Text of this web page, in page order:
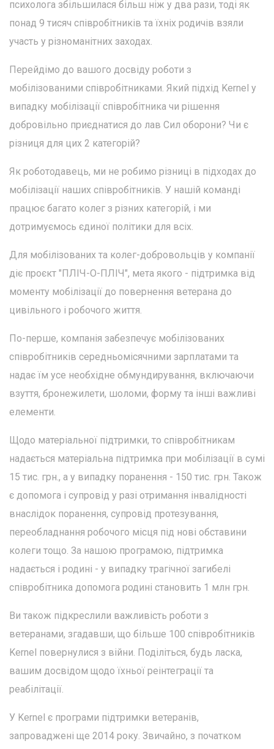
психолога збільшилася більш ніж у два рази, тоді як
понад 9 тисяч співробітників та їхніх родичів взяли
участь у різноманітних заходах.
Перейдімо до вашого досвіду роботи з
мобілізованими співробітниками. Який підхід Kernel у
випадку мобілізації співробітника чи рішення
добровільно приєднатися до лав Сил оборони? Чи є
різниця для цих 2 категорій?
Як роботодавець, ми не робимо різниці в підходах до
мобілізації наших співробітників. У нашій команді
працює багато колег з різних категорій, і ми
дотримуємось єдиної політики для всіх.
Для мобілізованих та колег-добровольців у компанії
діє проєкт "ПЛІЧ-О-ПЛІЧ", мета якого - підтримка від
моменту мобілізації до повернення ветерана до
цивільного і робочого життя.
По-перше, компанія забезпечує мобілізованих
співробітників середньомісячними зарплатами та
надає їм усе необхідне обмундирування, включаючи
взуття, бронежилети, шоломи, форму та інші важливі
елементи.
Щодо матеріальної підтримки, то співробітникам
надається матеріальна підтримка при мобілізації в сумі
15 тис. грн., а у випадку поранення - 150 тис. грн. Також
є допомога і супровід у разі отримання інвалідності
внаслідок поранення, супровід протезування,
переобладнання робочого місця під нові обставини
колеги тощо. За нашою програмою, підтримка
надається і родині - у випадку трагічної загибелі
співробітника допомога родині становить 1 млн грн.
Ви також підкреслили важливість роботи з
ветеранами, згадавши, що більше 100 співробітників
Kernel повернулися з війни. Поділіться, будь ласка,
вашим досвідом щодо їхньої реінтеграції та
реабілітації.
У Kernel є програми підтримки ветеранів,
запроваджені ще 2014 року. Звичайно, з початком